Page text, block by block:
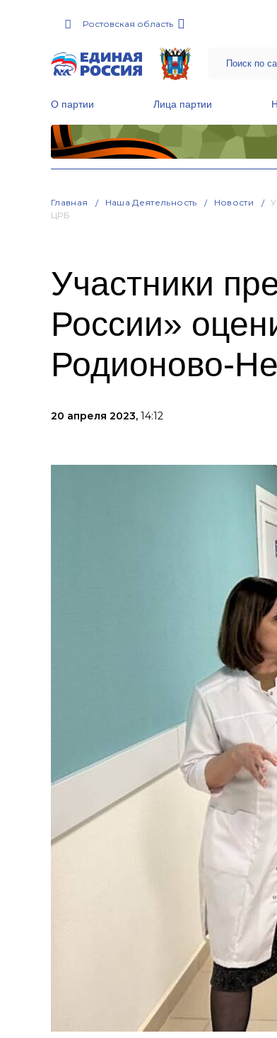
Ростовская область
О партии Лица партии
Главная Наша Деятельность Новости
ЦРБ
Участники
России»
Родионово-
20 апреля 2023, 14:12